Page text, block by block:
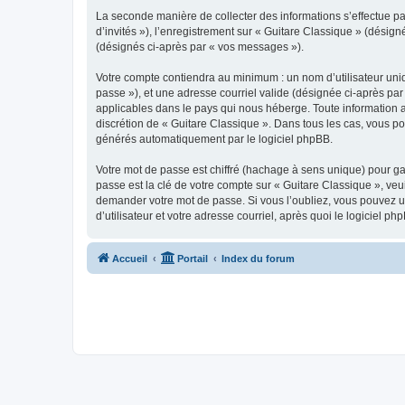
La seconde manière de collecter des informations s’effectue
d’invités »), l’enregistrement sur « Guitare Classique »
(désignés ci-après par « vos messages »).
Votre compte contiendra au minimum : un nom d’utilisateur
passe »), et une adresse courriel valide (désignée ci-après
applicables dans le pays qui nous héberge. Toute information
discrétion de « Guitare Classique ». Dans tous les cas, vous
générés automatiquement par le logiciel phpBB.
Votre mot de passe est chiffré (hachage à sens unique) pour
passe est la clé de votre compte sur « Guitare Classique »,
demander votre mot de passe. Si vous l’oubliez, vous
d’utilisateur et votre adresse courriel, après quoi le logiciel
Accueil Portail Index du forum